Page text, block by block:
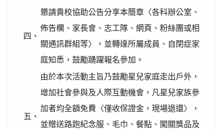
四、
懇請貴校協助公告分享本簡章〈各科辦公室、
佈告欄、家長會、志工隊、網頁、粉絲團或相
關通訊群組等〉，並轉達所屬成員、自閉症家
庭知悉，鼓勵踴躍報名參加。
五、
由於本次活動主旨乃鼓勵星兒家庭走出戶外，
增加社會參與及人際互動機會，凡星兒家族參
加者均全額免費〈僅收保證金，現場退還〉，
並贈送路跑紀念服、毛巾、餐點、闖關獎品及